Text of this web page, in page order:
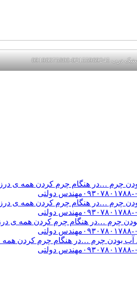
02155969245-09196375800
…در هنگام چرم کردن همه ی درز
…در هنگام چرم کردن همه ی درز
…در هنگام چرم کردن همه ی درز
چرم …در هنگام چرم کردن همه ی